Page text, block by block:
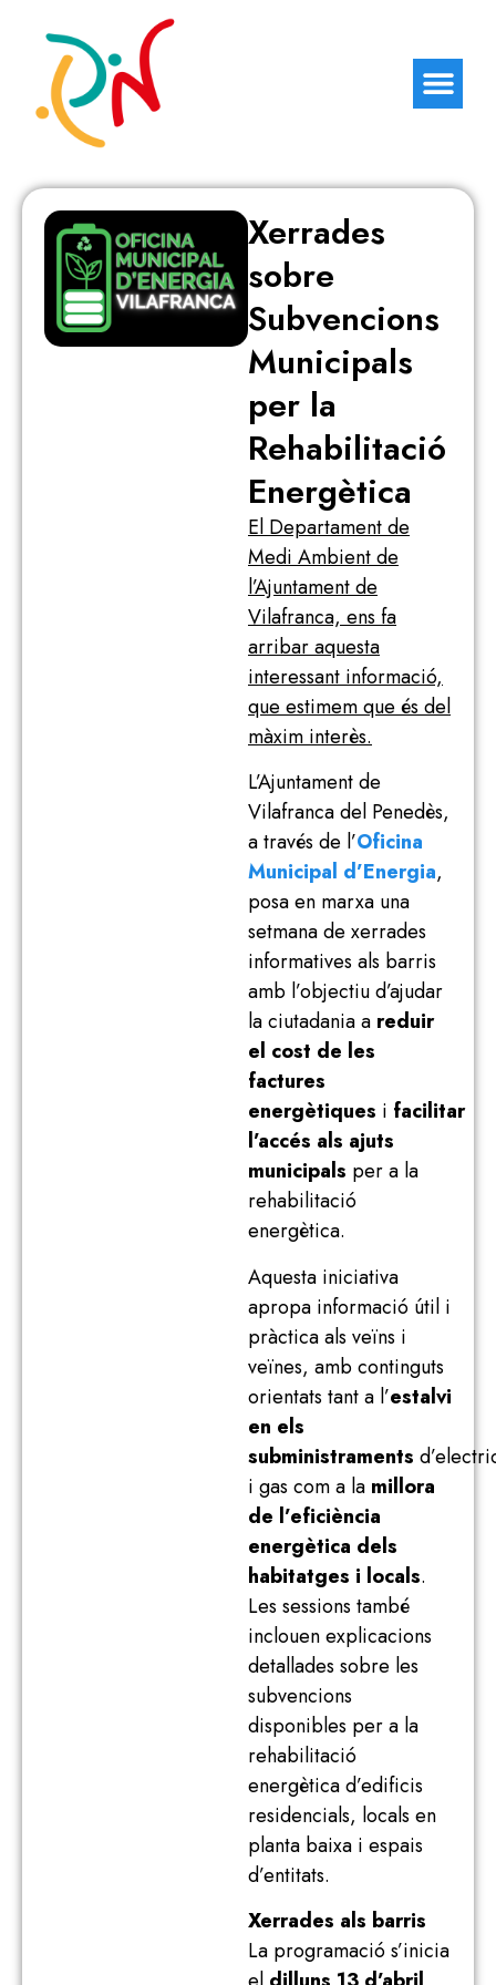
Xerrades
sobre
Subvencions
Municipals
per la
Rehabilitació
Energètica
El Departament de
Medi Ambient de
l’Ajuntament de
Vilafranca, ens fa
arribar aquesta
interessant informació,
que estimem que és del
màxim interès.
L’Ajuntament de
Vilafranca del Penedès,
a través de l’Oficina
Municipal d’Energia,
posa en marxa una
setmana de xerrades
informatives als barris
amb l’objectiu d’ajudar
la ciutadania a reduir
el cost de les
factures
energètiques i facilitar
l’accés als ajuts
municipals per a la
rehabilitació
energètica.
Aquesta iniciativa
apropa informació útil i
pràctica als veïns i
veïnes, amb continguts
orientats tant a l’estalvi
en els
subministraments
i gas com a la millora
de l’eficiència
energètica dels
habitatges i locals.
Les sessions també
inclouen explicacions
detallades sobre les
subvencions
disponibles per a la
rehabilitació
energètica d’edificis
residencials, locals en
planta baixa i espais
d’entitats.
Xerrades als barris
La programació s’inicia